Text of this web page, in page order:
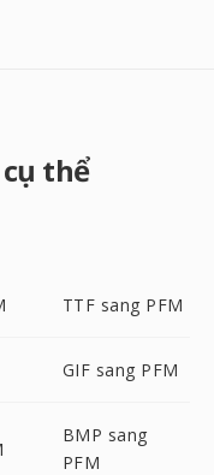
thể
TTF sang PFM
GIF sang PFM
BMP sang
PFM